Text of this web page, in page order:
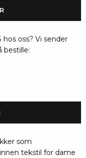
oss? Vi sender
bestille:
som
tekstil for dame